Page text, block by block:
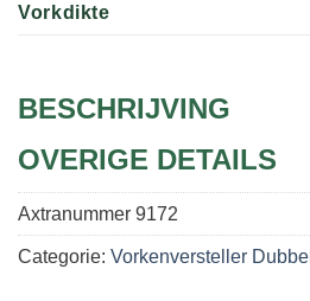
Vorkdikte
BESCHRIJVING
OVERIGE DETAILS
Axtranummer 9172
Categorie: Vorkenversteller Dubbel